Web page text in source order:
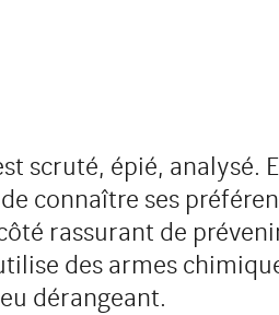
scruté, épié, analysé.
connaître ses
rassurant de
des armes
dérangeant.